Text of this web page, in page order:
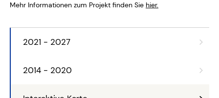
2021 - 2027
2014 - 2020
Mehr Informationen zum Projekt finden Sie hier.